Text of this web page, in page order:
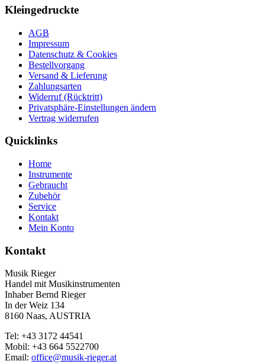
Kleingedruckte
AGB
Impressum
Datenschutz & Cookies
Bestellvorgang
Versand & Lieferung
Zahlungsarten
Widerruf (Rücktritt)
Privatsphäre-Einstellungen ändern
Vertrag widerrufen
Quicklinks
Home
Instrumente
Gebraucht
Zubehör
Service
Kontakt
Mein Konto
Kontakt
Musik Rieger
Handel mit Musikinstrumenten
Inhaber Bernd Rieger
In der Weiz 134
8160 Naas, AUSTRIA
Tel: +43 3172 44541
Mobil: +43 664 5522700
Email: office@musik-rieger.at